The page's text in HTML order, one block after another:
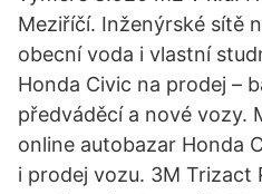
Meziříčí. Inženýrské sítě
obecní voda i vlastní
Honda Civic na prodej –
předváděcí a nové vozy.
online autobazar Honda
i prodej vozu. 3M Trizact